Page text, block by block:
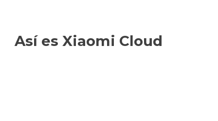
Así es Xiaomi Cloud